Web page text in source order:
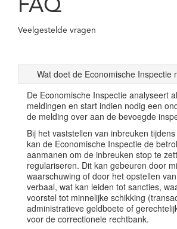
FAQ
Veelgestelde vragen
Wat doet de Economische Inspectie
De Economische Inspectie analyseert
meldingen en start indien nodig een
de melding over aan de bevoegde
Bij het vaststellen van inbreuken
kan de Economische Inspectie de
aanmanen om de inbreuken stop te
regulariseren. Dit kan gebeuren door
waarschuwing of door het opstellen
verbaal, wat kan leiden tot sancties,
voorstel tot minnelijke schikking
administratieve geldboete of
voor de correctionele rechtbank.